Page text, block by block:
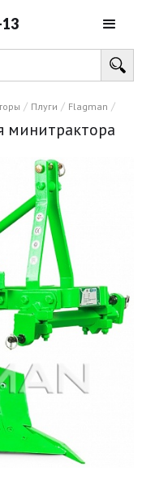
/ Плуги / Flagman /
минитрактора